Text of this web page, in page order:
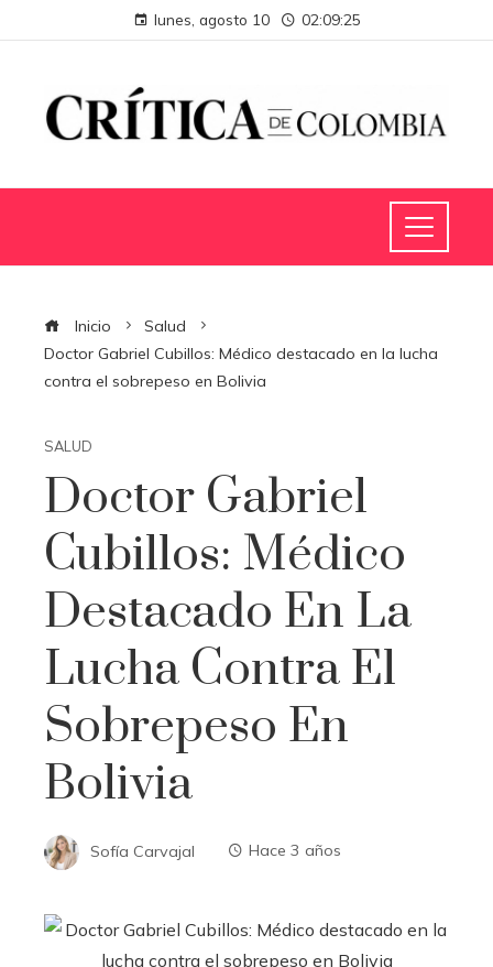
lunes, agosto 10 02:09:26
Inicio
Salud
Doctor Gabriel Cubillos: Médico destacado en la lucha
contra el sobrepeso en Bolivia
SALUD
Doctor Gabriel
Cubillos: Médico
Destacado En La
Lucha Contra El
Sobrepeso En
Bolivia
Sofía Carvajal Hace 3 años